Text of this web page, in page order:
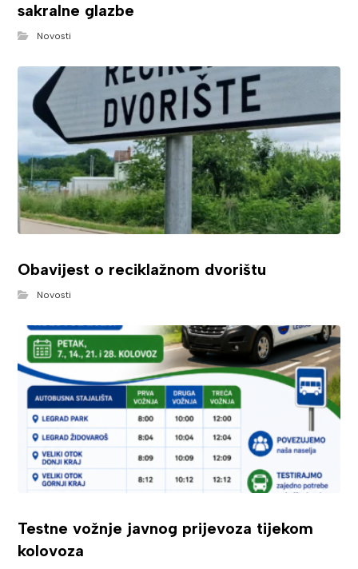
sakralne glazbe
Novosti
Obavijest o reciklažnom dvorištu
Novosti
Testne vožnje javnog prijevoza tijekom
kolovoza